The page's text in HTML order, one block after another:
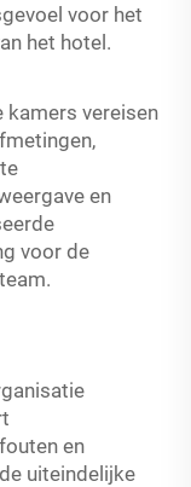
voor het
het hotel.
kamers vereisen
en
voor de
en
uiteindelijke